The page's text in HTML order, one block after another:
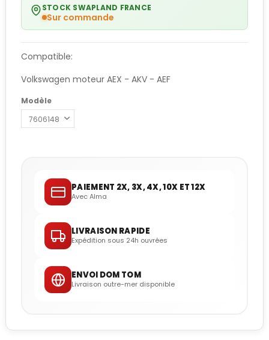
STOCK SWAPLAND FRANCE
Sur commande
Compatible:
Volkswagen moteur AEX - AKV - AEF
Modèle
PAIEMENT 2X, 3X, 4X, 10X ET 12X
Avec Alma
LIVRAISON RAPIDE
Expédition sous 24h ouvrées
ENVOI DOM TOM
Livraison outre-mer disponible